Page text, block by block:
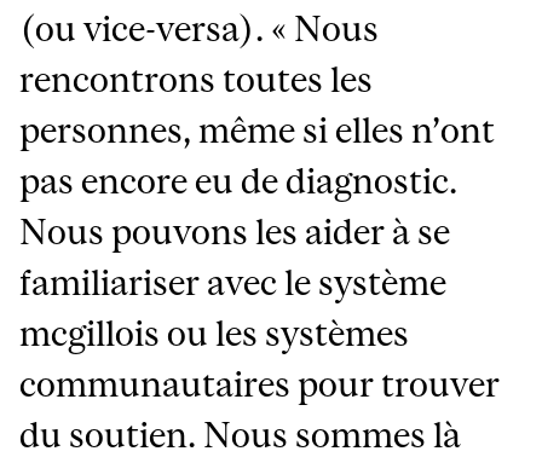
(ou vice-versa). « Nous
rencontrons toutes les
personnes, même si elles n’ont
pas encore eu de diagnostic.
Nous pouvons les aider à se
familiariser avec le système
mcgillois ou les systèmes
communautaires pour trouver
du soutien. Nous sommes là